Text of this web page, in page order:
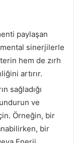
paylaşan
sinerjilerle
hem de zırh
artırır.
sağladığı
ve
Örneğin, bir
bir